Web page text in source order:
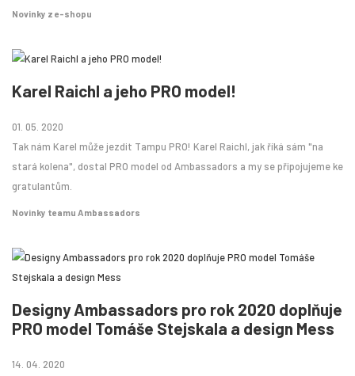
Novinky z e-shopu
Karel Raichl a jeho PRO model!
01. 05. 2020
Tak nám Karel může jezdit Tampu PRO! Karel Raichl, jak říká sám "na
stará kolena", dostal PRO model od Ambassadors a my se připojujeme ke
gratulantům.
Novinky teamu Ambassadors
Designy Ambassadors pro rok 2020 doplňuje
PRO model Tomáše Stejskala a design Mess
14. 04. 2020